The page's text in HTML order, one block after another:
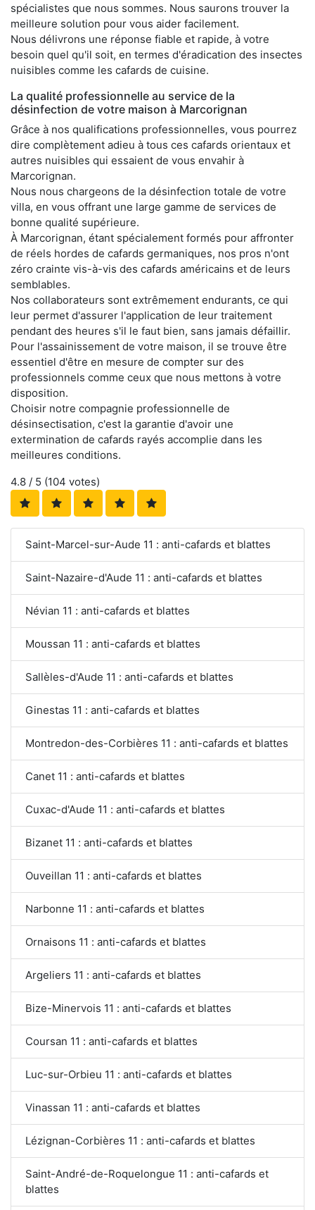
spécialistes que nous sommes. Nous saurons trouver la
meilleure solution pour vous aider facilement.
Nous délivrons une réponse fiable et rapide, à votre
besoin quel qu'il soit, en termes d'éradication des insectes
nuisibles comme les cafards de cuisine.
La qualité professionnelle au service de la
désinfection de votre maison à Marcorignan
Grâce à nos qualifications professionnelles, vous pourrez
dire complètement adieu à tous ces cafards orientaux et
autres nuisibles qui essaient de vous envahir à
Marcorignan.
Nous nous chargeons de la désinfection totale de votre
villa, en vous offrant une large gamme de services de
bonne qualité supérieure.
À Marcorignan, étant spécialement formés pour affronter
de réels hordes de cafards germaniques, nos pros n'ont
zéro crainte vis-à-vis des cafards américains et de leurs
semblables.
Nos collaborateurs sont extrêmement endurants, ce qui
leur permet d'assurer l'application de leur traitement
pendant des heures s'il le faut bien, sans jamais défaillir.
Pour l'assainissement de votre maison, il se trouve être
essentiel d'être en mesure de compter sur des
professionnels comme ceux que nous mettons à votre
disposition.
Choisir notre compagnie professionnelle de
désinsectisation, c'est la garantie d'avoir une
extermination de cafards rayés accomplie dans les
meilleures conditions.
4.8 / 5 (104 votes)
Saint-Marcel-sur-Aude 11 : anti-cafards et blattes
Saint-Nazaire-d'Aude 11 : anti-cafards et blattes
Névian 11 : anti-cafards et blattes
Moussan 11 : anti-cafards et blattes
Sallèles-d'Aude 11 : anti-cafards et blattes
Ginestas 11 : anti-cafards et blattes
Montredon-des-Corbières 11 : anti-cafards et blattes
Canet 11 : anti-cafards et blattes
Cuxac-d'Aude 11 : anti-cafards et blattes
Bizanet 11 : anti-cafards et blattes
Ouveillan 11 : anti-cafards et blattes
Narbonne 11 : anti-cafards et blattes
Ornaisons 11 : anti-cafards et blattes
Argeliers 11 : anti-cafards et blattes
Bize-Minervois 11 : anti-cafards et blattes
Coursan 11 : anti-cafards et blattes
Luc-sur-Orbieu 11 : anti-cafards et blattes
Vinassan 11 : anti-cafards et blattes
Lézignan-Corbières 11 : anti-cafards et blattes
Saint-André-de-Roquelongue 11 : anti-cafards et
blattes